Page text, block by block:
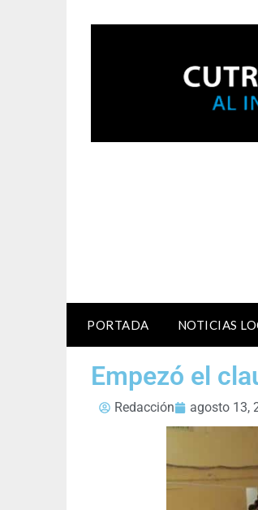
PORTADA NOTICIAS
Empezó el
Redacción agosto 13,